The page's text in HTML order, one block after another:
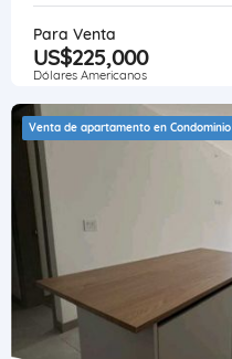
Para Venta
US$225,000
Dólares Americanos
Venta de apartamento en Condominio